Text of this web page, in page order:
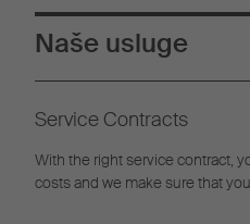
Naše usluge
Service Contracts
With the right service contract,
costs and we make sure that